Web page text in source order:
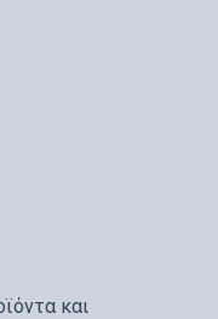
και